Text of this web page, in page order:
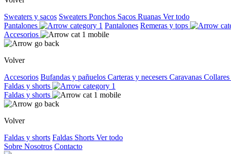
Sweaters y sacos Sweaters Ponchos Sacos Ruanas Ver todo
Pantalones
Pantalones Remeras y tops
Accesorios
Volver
Accesorios Bufandas y pañuelos Carteras y necesers Caravanas Collares
Faldas y shorts
Faldas y shorts
Volver
Faldas y shorts Faldas Shorts Ver todo
Sobre Nosotros Contacto